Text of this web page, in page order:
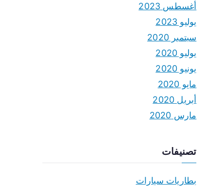
أغسطس 2023
يوليو 2023
سبتمبر 2020
يوليو 2020
يونيو 2020
مايو 2020
أبريل 2020
مارس 2020
تصنيفات
بطاريات سيارات